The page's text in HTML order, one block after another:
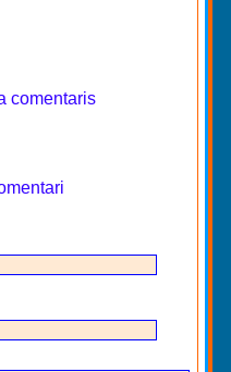
comentaris